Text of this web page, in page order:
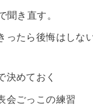
聞き直す。
ったら後悔はしな
決めておく
会ごっこの練習